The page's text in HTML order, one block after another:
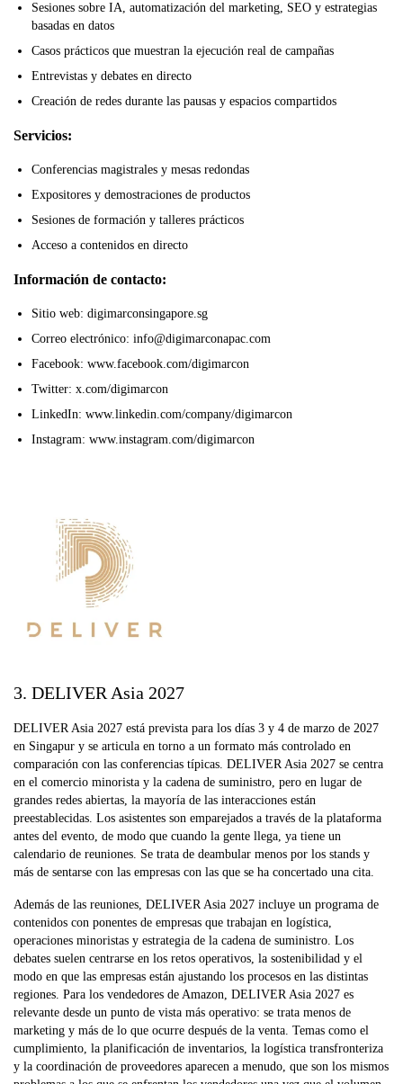
Sesiones sobre IA, automatización del marketing, SEO y estrategias
basadas en datos
Casos prácticos que muestran la ejecución real de campañas
Entrevistas y debates en directo
Creación de redes durante las pausas y espacios compartidos
Servicios:
Conferencias magistrales y mesas redondas
Expositores y demostraciones de productos
Sesiones de formación y talleres prácticos
Acceso a contenidos en directo
Información de contacto:
Sitio web: digimarconsingapore.sg
Correo electrónico: info@digimarconapac.com
Facebook: www.facebook.com/digimarcon
Twitter: x.com/digimarcon
LinkedIn: www.linkedin.com/company/digimarcon
Instagram: www.instagram.com/digimarcon
3. DELIVER Asia 2027
DELIVER Asia 2027 está prevista para los días 3 y 4 de marzo de 2027
en Singapur y se articula en torno a un formato más controlado en
comparación con las conferencias típicas. DELIVER Asia 2027 se centra
en el comercio minorista y la cadena de suministro, pero en lugar de
grandes redes abiertas, la mayoría de las interacciones están
preestablecidas. Los asistentes son emparejados a través de la plataforma
antes del evento, de modo que cuando la gente llega, ya tiene un
calendario de reuniones. Se trata de deambular menos por los stands y
más de sentarse con las empresas con las que se ha concertado una cita.
Además de las reuniones, DELIVER Asia 2027 incluye un programa de
contenidos con ponentes de empresas que trabajan en logística,
operaciones minoristas y estrategia de la cadena de suministro. Los
debates suelen centrarse en los retos operativos, la sostenibilidad y el
modo en que las empresas están ajustando los procesos en las distintas
regiones. Para los vendedores de Amazon, DELIVER Asia 2027 es
relevante desde un punto de vista más operativo: se trata menos de
marketing y más de lo que ocurre después de la venta. Temas como el
cumplimiento, la planificación de inventarios, la logística transfronteriza
y la coordinación de proveedores aparecen a menudo, que son los mismos